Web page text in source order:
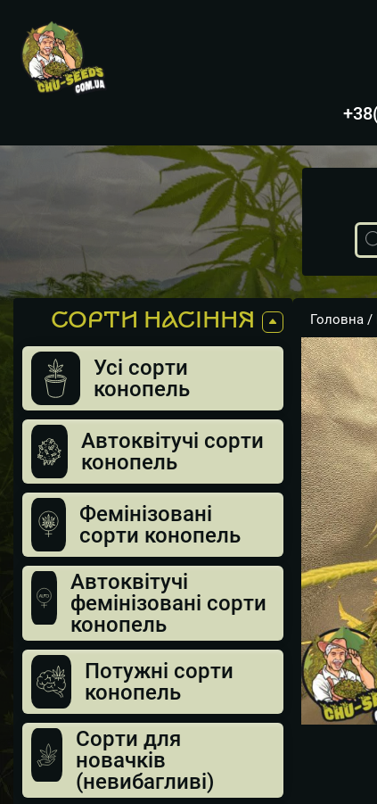
СОРТИ НАСІННЯ
Усі сорти
конопель
Автоквітучі сорти
конопель
Фемінізовані
сорти конопель
Автоквітучі
фемінізовані сорти
конопель
Потужні сорти
конопель
Сорти для
новачків
(невибагливі)
Головна/